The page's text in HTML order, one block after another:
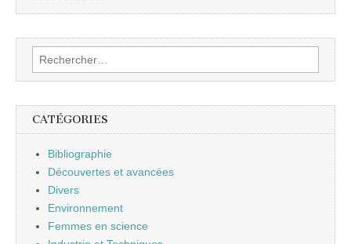
Rechercher :
CATÉGORIES
Bibliographie
Découvertes et avancées
Divers
Environnement
Femmes en science